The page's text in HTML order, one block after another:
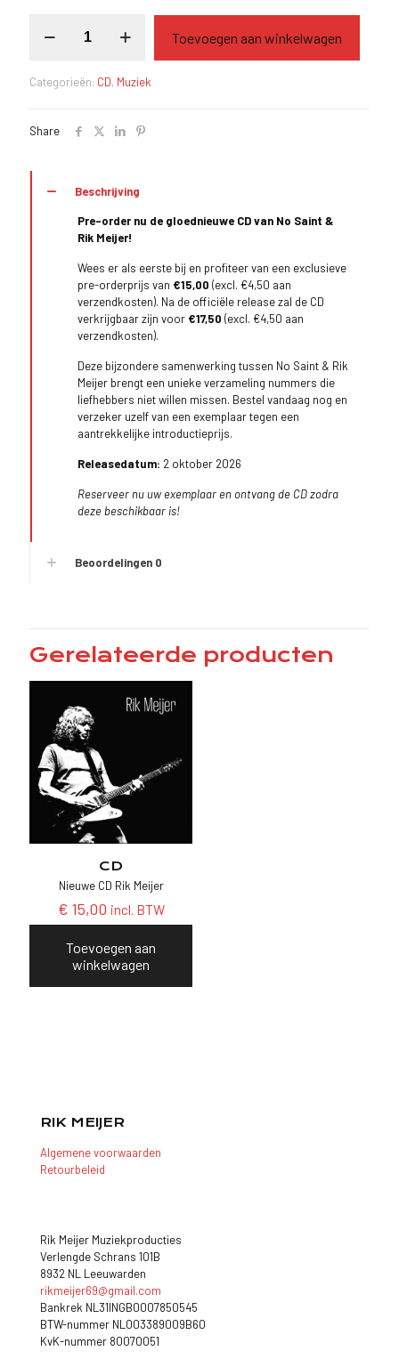
order
Saint
Meijer
Toevoegen aan winkelwagen
Categorieën: CD, Muziek
Share
Beschrijving
Pre-order nu de gloednieuwe CD van No Saint &
Rik Meijer!
Wees er als eerste bij en profiteer van een exclusieve
pre-orderprijs van €15,00 (excl. €4,50 aan
verzendkosten). Na de officiële release zal de CD
verkrijgbaar zijn voor €17,50 (excl. €4,50 aan
verzendkosten).
Deze bijzondere samenwerking tussen No Saint & Rik
Meijer brengt een unieke verzameling nummers die
liefhebbers niet willen missen. Bestel vandaag nog en
verzeker uzelf van een exemplaar tegen een
aantrekkelijke introductieprijs.
Releasedatum: 2 oktober 2026
Reserveer nu uw exemplaar en ontvang de CD zodra
deze beschikbaar is!
Beoordelingen 0
Gerelateerde producten
CD
Nieuwe CD Rik Meijer
€ 15,00 incl. BTW
Toevoegen aan
winkelwagen
RIK MEIJER
Algemene voorwaarden
Retourbeleid
Rik Meijer Muziekproducties
Verlengde Schrans 101B
8932 NL Leeuwarden
rikmeijer69@gmail.com
Bankrek NL31INGB0007850545
BTW-nummer NL003389009B60
KvK-nummer 80070051